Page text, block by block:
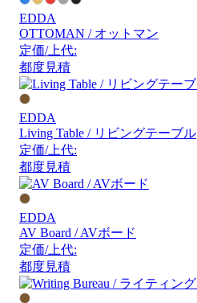
EDDA
OTTOMAN / オットマン
定価/上代:
都度見積
EDDA
Living Table / リビングテーブル
定価/上代:
都度見積
EDDA
AV Board / AVボード
定価/上代:
都度見積